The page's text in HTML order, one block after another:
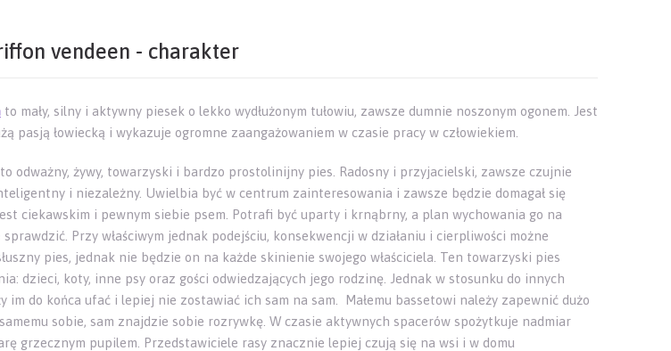
vendeen - charakter
to mały, silny i aktywny piesek o lekko wydłużonym tułowiu, zawsze dumnie noszonym ogonem. Jest
pasją łowiecką i wykazuje ogromne zaangażowaniem w czasie pracy w człowiekiem.
odważny, żywy, towarzyski i bardzo prostolinijny pies. Radosny i przyjacielski, zawsze czujnie
i niezależny. Uwielbia być w centrum zainteresowania i zawsze będzie domagał się
ciekawskim i pewnym siebie psem. Potrafi być uparty i krnąbrny, a plan wychowania go na
Przy właściwym jednak podejściu, konsekwencji w działaniu i cierpliwości możne
pies, jednak nie będzie on na każde skinienie swojego właściciela. Ten towarzyski pies
dzieci, koty, inne psy oraz gości odwiedzających jego rodzinę. Jednak w stosunku do innych
im do końca ufać i lepiej nie zostawiać ich sam na sam. Małemu bassetowi należy zapewnić dużo
sobie, sam znajdzie sobie rozrywkę. W czasie aktywnych spacerów spożytkuje nadmiar
grzecznym pupilem. Przedstawiciele rasy znacznie lepiej czują się na wsi i w domu